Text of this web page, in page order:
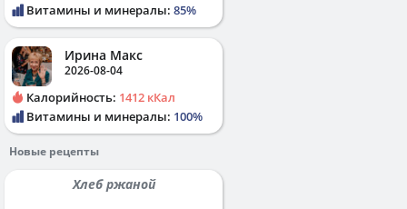
Витамины и минералы: 85%
Ирина Макс
2026-08-04
Калорийность: 1412 кКал
Витамины и минералы: 100%
Новые рецепты
Хлеб ржаной